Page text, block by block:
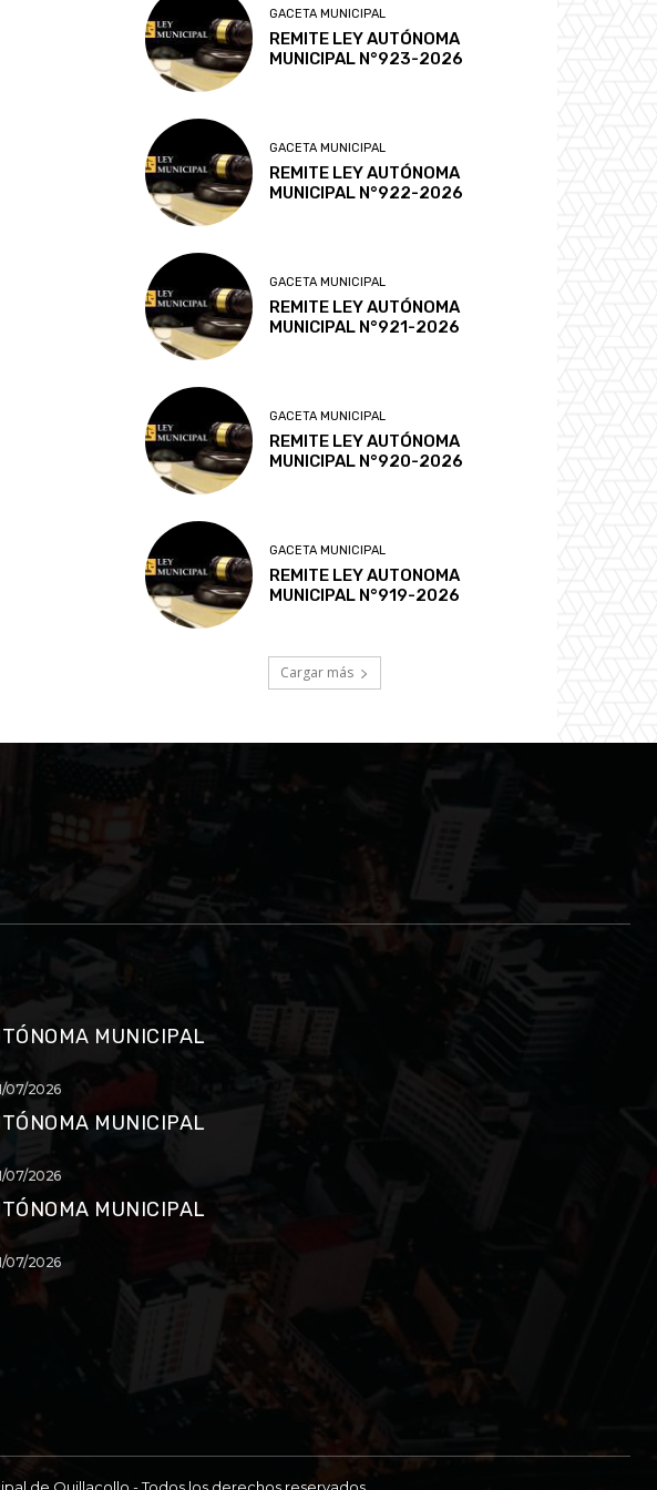
GACETA MUNICIPAL
REMITE LEY AUTÓNOMA
MUNICIPAL N°923-2026
GACETA MUNICIPAL
REMITE LEY AUTÓNOMA
MUNICIPAL N°922-2026
GACETA MUNICIPAL
REMITE LEY AUTÓNOMA
MUNICIPAL N°921-2026
GACETA MUNICIPAL
REMITE LEY AUTÓNOMA
MUNICIPAL N°920-2026
GACETA MUNICIPAL
REMITE LEY AUTONOMA
MUNICIPAL N°919-2026
Cargar más
MUNICIPAL
07/2026
MUNICIPAL
07/2026
MUNICIPAL
07/2026